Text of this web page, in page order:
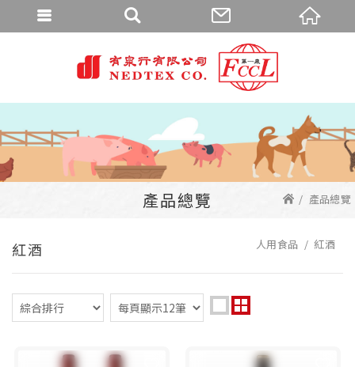
產品總覽 產品總覽
紅酒 人用食品 紅酒